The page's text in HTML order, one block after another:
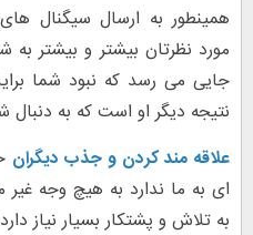
همینطور به ارسال سیگنال
مورد نظرتان بیشتر و بیشتر
جایی می رسد که نبود شما
نتیجه دیگر او است که به دنبال
علاقه مند کردن و جذب دیگران
ای به ما ندارد به هیچ وجه
به تلاش و پشتکار بسیار نیاز